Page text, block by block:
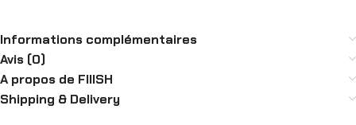
Informations complémentaires
Avis (0)
A propos de FIIISH
Shipping & Delivery